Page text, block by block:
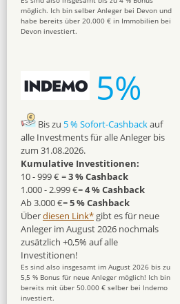
möglich. Ich bin selber Anleger bei Devon und
habe bereits über 20.000 € in Immobilien bei
Devon investiert.
5%
Bis zu 5 % Sofort-Cashbackauf
alle Investments für alle Anleger bis
zum 31.08.2026.
Kumulative Investitionen:
10 - 999 € =3 % Cashback
1.000 - 2.999 €=4 % Cashback
Ab 3.000 €=5 % Cashback
Überdiesen Link* gibt es für neue
Anleger im August 2026 nochmals
zusätzlich +0,5% auf alle
Investitionen!
Es sind also insgesamt im August 2026 bis zu
5,5 % Bonus für neue Anleger möglich! Ich bin
bereits mit über 50.000 € selber bei Indemo
investiert.